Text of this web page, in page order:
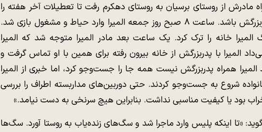
ماه ۱۴۰۲همراه مادرش از روستای برسیان به روستای دهکرم رفت تا تعطیلات آخر هفته را
خانه پدربزرگ و مادربزرگش باشد. ساعت ۸ صبح روز جمعه المیرا وارد حیاط و مشغول بازی شد.
المیرا خانه را ترک کرد. یک ساعت بعد مادر المیرا متوجه شد که المیرا
المیرا با پدربزرگش از خانه بیرون رفته برای همین با او تماس گرفت و
همراه پدربزرگش نیست همه جا را جست‌وجو کرد، اما خبری از المیرا
شروع به جست‌وجو کردند. حتی دوربین‌های مداربسته اطراف را بررسی
خراب بود یا کیفیت مناسبی نداشت. بنابراین هیچ سرنخی به دست نیامد.»
«تا اینکه پلیس وارد ماجرا شد و سگ‌های زنده‌یاب به روستا آورد. سگ‌ها